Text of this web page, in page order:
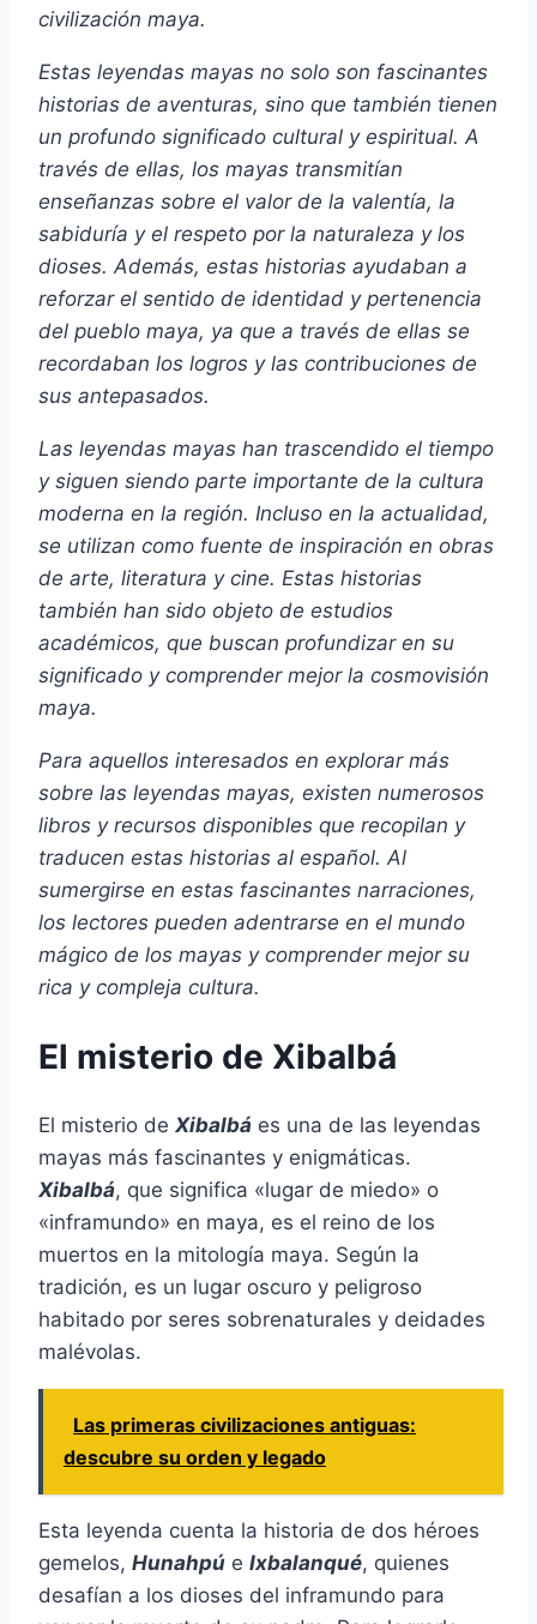
civilización maya.
Estas leyendas mayas no solo son fascinantes
historias de aventuras, sino que también tienen
un profundo significado cultural y espiritual. A
través de ellas, los mayas transmitían
enseñanzas sobre el valor de la valentía, la
sabiduría y el respeto por la naturaleza y los
dioses. Además, estas historias ayudaban a
reforzar el sentido de identidad y pertenencia
del pueblo maya, ya que a través de ellas se
recordaban los logros y las contribuciones de
sus antepasados.
Las leyendas mayas han trascendido el tiempo
y siguen siendo parte importante de la cultura
moderna en la región. Incluso en la actualidad,
se utilizan como fuente de inspiración en obras
de arte, literatura y cine. Estas historias
también han sido objeto de estudios
académicos, que buscan profundizar en su
significado y comprender mejor la cosmovisión
maya.
Para aquellos interesados en explorar más
sobre las leyendas mayas, existen numerosos
libros y recursos disponibles que recopilan y
traducen estas historias al español. Al
sumergirse en estas fascinantes narraciones,
los lectores pueden adentrarse en el mundo
mágico de los mayas y comprender mejor su
rica y compleja cultura.
El misterio de Xibalbá
El misterio de Xibalbá es una de las leyendas
mayas más fascinantes y enigmáticas.
Xibalbá, que significa «lugar de miedo» o
«inframundo» en maya, es el reino de los
muertos en la mitología maya. Según la
tradición, es un lugar oscuro y peligroso
habitado por seres sobrenaturales y deidades
malévolas.
Las primeras civilizaciones antiguas:
descubre su orden y legado
Esta leyenda cuenta la historia de dos héroes
gemelos, Hunahpú e Ixbalanqué, quienes
desafían a los dioses del inframundo para